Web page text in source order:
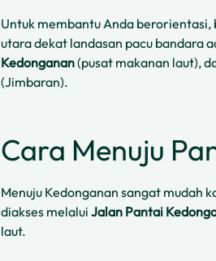
Untuk membantu Anda berorientasi,
utara dekat landasan pacu bandara
Kedonganan(pusat makanan laut),
(Jimbaran).
Cara Menuju
Menuju Kedonganan sangat mudah
diakses melalui Jalan Pantai
laut.